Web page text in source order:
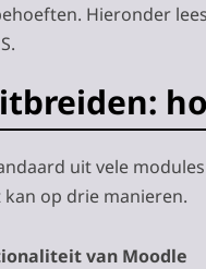
Hieronder
uit vele
op drie manieren.
van Moodle